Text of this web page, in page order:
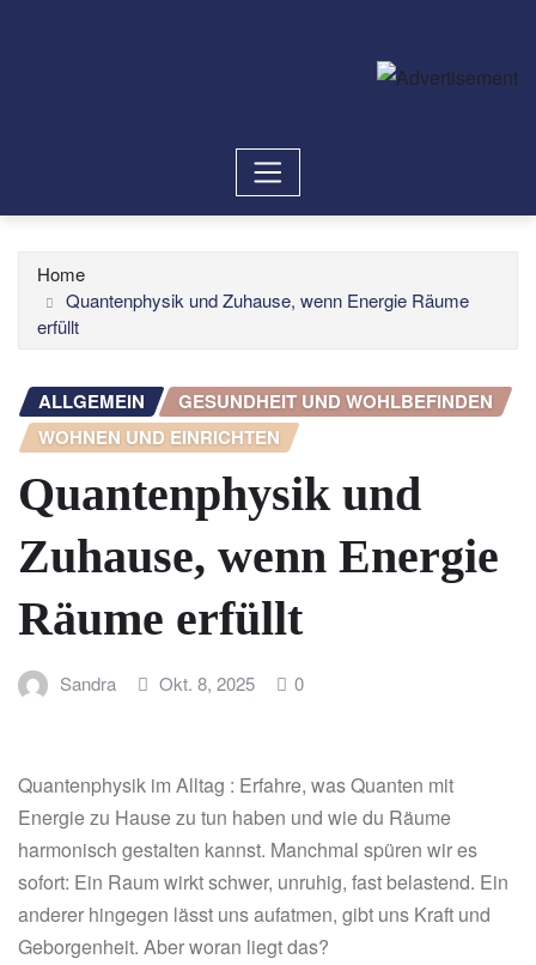
Home
Quantenphysik und Zuhause, wenn Energie Räume
erfüllt
ALLGEMEIN
GESUNDHEIT UND WOHLBEFINDEN
WOHNEN UND EINRICHTEN
Quantenphysik und
Zuhause, wenn Energie
Räume erfüllt
Sandra Okt. 8, 2025 0
Quantenphysik im Alltag : Erfahre, was Quanten mit
Energie zu Hause zu tun haben und wie du Räume
harmonisch gestalten kannst. Manchmal spüren wir es
sofort: Ein Raum wirkt schwer, unruhig, fast belastend. Ein
anderer hingegen lässt uns aufatmen, gibt uns Kraft und
Geborgenheit. Aber woran liegt das?